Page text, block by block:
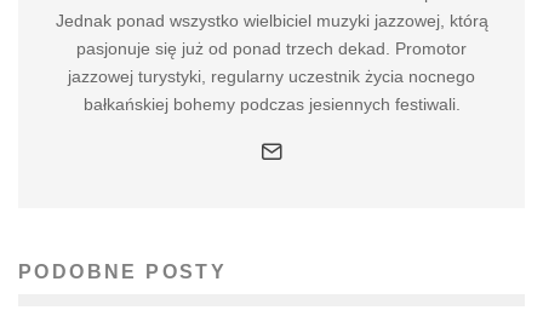
Jednak ponad wszystko wielbiciel muzyki jazzowej, którą
pasjonuje się już od ponad trzech dekad. Promotor
jazzowej turystyki, regularny uczestnik życia nocnego
bałkańskiej bohemy podczas jesiennych festiwali.
PODOBNE POSTY